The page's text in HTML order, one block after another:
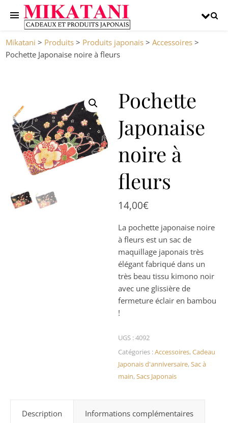
Mikatani > Produits > Produits japonais > Accessoires >
Pochette Japonaise noire à fleurs
Pochette
Japonaise
noire à
fleurs
14,00€
La pochette japonaise noire
à fleurs est un sac de
maquillage japonais très
élégant fabriqué dans un
très beau tissu kimono noir
avec une glissière de
fermeture éclair en bambou
!
UGS :4092
Catégories :Accessoires,Cadeau
Japonais d'anniversaire,Sac à
main,Sacs Japonais
Description Informations complémentaires